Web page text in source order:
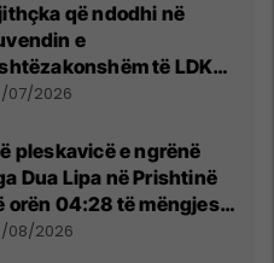
që ndodhi në
e
të LDK-
07/2026
pleskavicë e ngrënë
Dua Lipa në Prishtinë
orën 04:28 të mëngjesit
bota digjitale serbe
08/2026